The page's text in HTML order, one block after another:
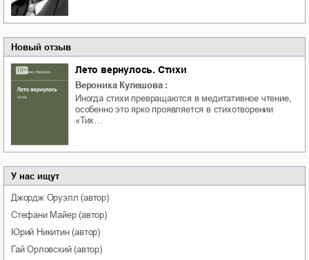
Новый отзыв
Лето вернулось. Стихи
Вероника Кулешова :
Иногда стихи превращаются в медитативное чтение,
особенно это ярко проявляется в стихотворении
«Тих…
У нас ищут
Джордж Оруэлл (автор)
Стефани Майер(автор)
Юрий Никитин(автор)
Гай Орловский(автор)